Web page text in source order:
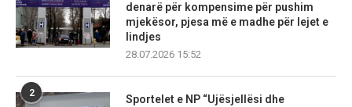
denarë për kompensime për pushim
mjekësor, pjesa më e madhe për lejet e
lindjes
28.07.2026 15:52
2
Sportelet e NP “Ujësjellësi dhe